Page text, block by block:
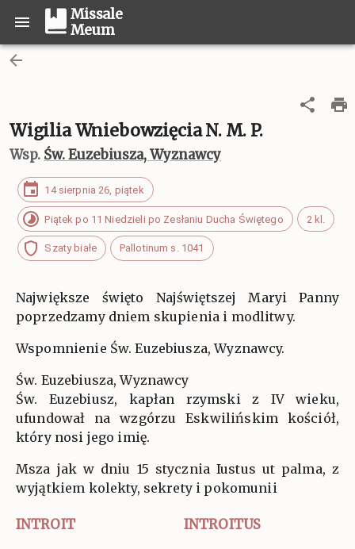
Missale
Meum
Wigilia Wniebowzięcia N. M. P.
Wsp. Św. Euzebiusza, Wyznawcy
14 sierpnia 26, piątek
Piątek po 11 Niedzieli po Zesłaniu Ducha Świętego 2 kl.
Szaty białe Pallotinum s. 1041
Największe święto Najświętszej Maryi Panny
poprzedzamy dniem skupienia i modlitwy.
Wspomnienie Św. Euzebiusza, Wyznawcy.
Św. Euzebiusza, Wyznawcy
Św. Euzebiusz, kapłan rzymski z IV wieku,
ufundował na wzgórzu Eskwilińskim kościół,
który nosi jego imię.
Msza jak w dniu 15 stycznia Iustus ut palma, z
wyjątkiem kolekty, sekrety i pokomunii
INTROIT INTROITUS